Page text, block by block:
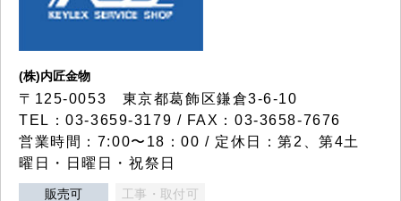
(株)内匠金物
〒125-0053 東京都葛飾区鎌倉3-6-10
TEL：03-3659-3179 / FAX：03-3658-7676
営業時間：7:00〜18：00 / 定休日：第2、第4土
曜日・日曜日・祝祭日
販売可 工事・取付可